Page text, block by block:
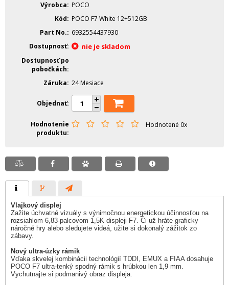
Výrobca
POCO
Kód
POCO F7 White 12+512GB
Part No.
6932554437930
Dostupnosť
nie je skladom
Dostupnosť po
pobočkách
Záruka 24 Mesiace
Objednať
Hodnotenie
produktu
Hodnotené 0x
Vlajkový displej
Zažite úchvatné vizuály s výnimočnou energetickou účinnosťou na
rozsiahlom 6,83-palcovom 1,5K displeji F7. Či už hráte graficky
náročné hry alebo sledujete videá, užite si dokonalý zážitok zo
zábavy.
Nový ultra-úzky rámik
Vďaka skvelej kombinácii technológií TDDI, EMUX a FIAA dosahuje
POCO F7 ultra-tenký spodný rámik s hrúbkou len 1,9 mm.
Vychutnajte si podmanivý obraz displeja.